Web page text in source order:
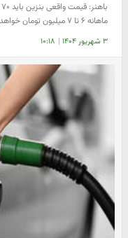
ماهانه ۶ تا ۷ میلیون تومان خواهد بود.
۳ شهریور ۱۴۰۴ | ۱۰:۱۸